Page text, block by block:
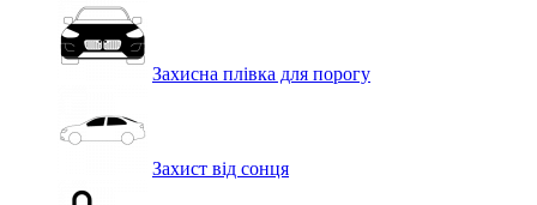
Захисна плівка для порогу
Захист від сонця